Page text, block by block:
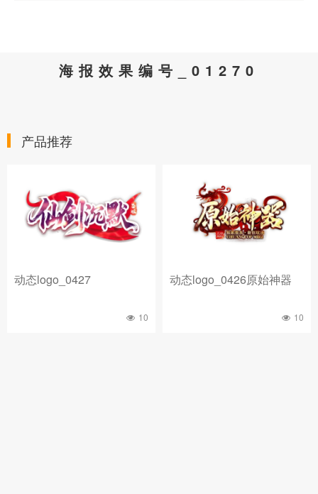
海报效果编号_01270
产品推荐
动态logo_0427
10
动态logo_0426原始神器
10